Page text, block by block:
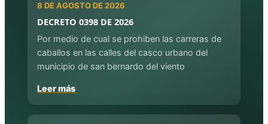
8 DE AGOSTO DE 2026
DECRETO 0398 DE 2026
Por medio de cual se prohiben las carreras de
caballos en las calles del casco urbano del
municipio de san bernardo del viento
Leer más